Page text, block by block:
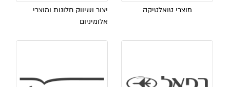
מוצרי טואלטיקה
יצור ושיווק חלונות ומוצרי
אלומיניום